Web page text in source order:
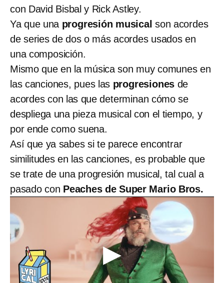
con David Bisbal y Rick Astley.
Ya que una progresión musical son acordes
de series de dos o más acordes usados en
una composición.
Mismo que en la música son muy comunes en
las canciones, pues las progresiones de
acordes con las que determinan cómo se
despliega una pieza musical con el tiempo, y
por ende como suena.
Así que ya sabes si te parece encontrar
similitudes en las canciones, es probable que
se trate de una progresión musical, tal cual a
pasado con Peaches de Super Mario Bros.